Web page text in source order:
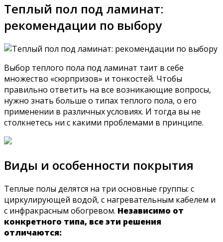
Теплый пол под ламинат:
рекомендации по выбору
Выбор теплого пола под ламинат таит в себе
множество «сюрпризов» и тонкостей. Чтобы
правильно ответить на все возникающие вопросы,
нужно знать больше о типах теплого пола, о его
применении в различных условиях. И тогда вы не
столкнетесь ни с какими проблемами в принципе.
Виды и особенности покрытия
Теплые полы делятся на три основные группы: с
циркулирующей водой, с нагревательным кабелем и
с инфракрасным обогревом. Независимо от
конкретного типа, все эти решения
отличаются: